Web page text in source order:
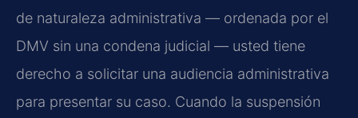
de naturaleza administrativa — ordenada por el
DMV sin una condena judicial — usted tiene
derecho a solicitar una audiencia administrativa
para presentar su caso. Cuando la suspensión